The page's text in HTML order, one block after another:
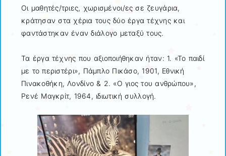
Οι μαθητές/τριες, χωρισμένοι/ες σε ζευγάρια,
κράτησαν στα χέρια τους δύο έργα τέχνης και
φαντάστηκαν έναν διάλογο μεταξύ τους.
Τα έργα τέχνης που αξιοποιήθηκαν ήταν: 1. «Το παιδί
με το περιστέρι», Πάμπλο Πικάσο, 1901, Εθνική
Πινακοθήκη, Λονδίνο & 2. «Ο γιος του ανθρώπου»,
Ρενέ Μαγκρίτ, 1964, ιδιωτική συλλογή.